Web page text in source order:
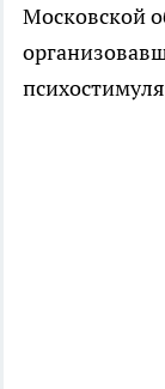
Московской